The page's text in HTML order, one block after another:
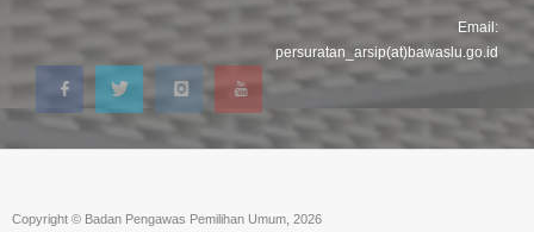
Email:
persuratan_arsip(at)bawaslu.go.id
Copyright © Badan Pengawas Pemilihan Umum, 2026